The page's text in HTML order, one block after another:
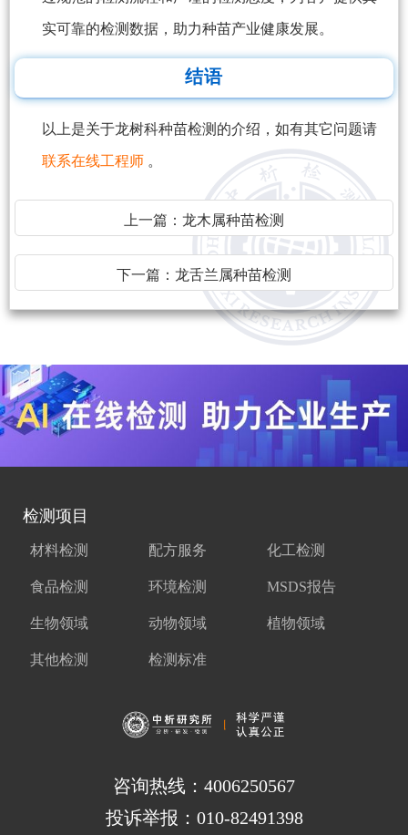
实可靠的检测数据，助力种苗产业健康发展。
结语
以上是关于龙树科种苗检测的介绍，如有其它问题请
联系在线工程师 。
上一篇： 龙木属种苗检测
下一篇： 龙舌兰属种苗检测
检测项目
材料检测 配方服务 化工检测
食品检测 环境检测 MSDS报告
生物领域 动物领域 植物领域
其他检测 检测标准
咨询热线：4006250567
投诉举报：010-82491398